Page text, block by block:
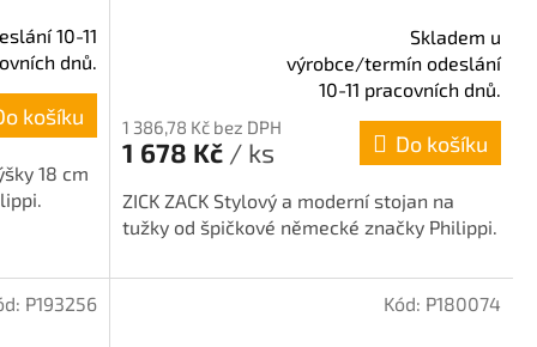
10-11
dnů.
košíku
18 cm
produktu
je
z
5
Skladem u
výrobce/termín odeslání
10-11 pracovních dnů.
1 386,78 Kč bez DPH
1 678 Kč / ks Do košíku
ZICK ZACK Stylový a moderní stojan na
tužky od špičkové německé značky Philippi.
P193256 Kód: P180074